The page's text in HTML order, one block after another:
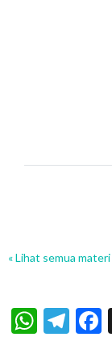
« Lihat semua